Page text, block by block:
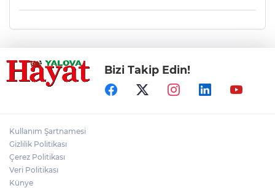
Bizi Takip Edin!
Kullanım Şartnamesi
Gizlilik Politikası
Çerez Politikası
Veri Politikası
Künye